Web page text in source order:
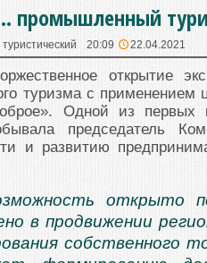
промышленный
20:09 22.04.2021
открытие
туризма с применением
Одной из первых
председатель
и развитию
открыто
в продвижении
собственного